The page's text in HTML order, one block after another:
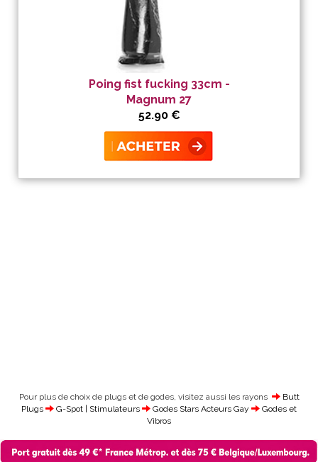
Poing fist fucking 33cm -
Magnum 27
52.90 €
Pour plus de choix de plugs et de godes, visitez aussi les rayons
Butt
Plugs
G-Spot | Stimulateurs Godes Stars Acteurs Gay
Godes et
Vibros